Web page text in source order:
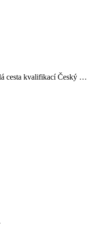
cesta kvalifikací Český …